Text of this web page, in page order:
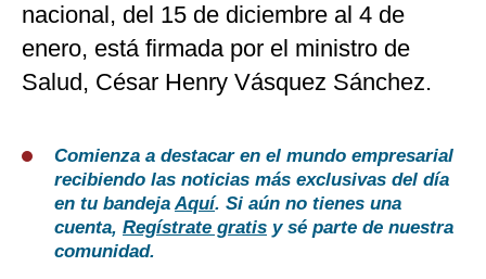
nacional, del 15 de diciembre al 4 de
enero, está firmada por el ministro de
Salud, César Henry Vásquez Sánchez.
Comienza a destacar en el mundo empresarial
recibiendo las noticias más exclusivas del día
en tu bandejaAquí. Si aún no tienes una
cuenta, Regístrate gratis y sé parte de nuestra
comunidad.